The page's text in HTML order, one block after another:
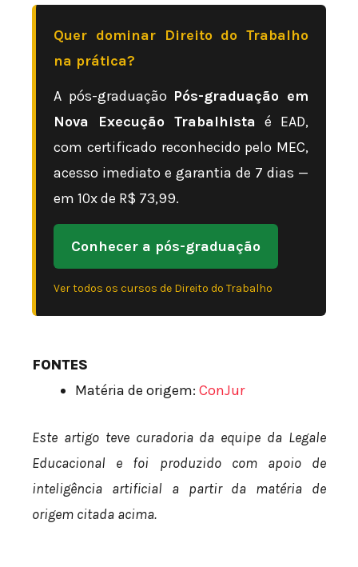
Quer dominar Direito do Trabalho
na prática?
A pós-graduação Pós-graduação em
Nova Execução Trabalhista é EAD,
com certificado reconhecido pelo MEC,
acesso imediato e garantia de 7 dias —
em 10x de R$ 73,99.
Conhecer a pós-graduação
Ver todos os cursos de Direito do Trabalho
FONTES
Matéria de origem: ConJur
Este artigo teve curadoria da equipe da Legale
Educacional e foi produzido com apoio de
inteligência artificial a partir da matéria de
origem citada acima.